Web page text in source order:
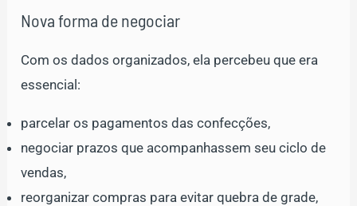
Nova forma de negociar
Com os dados organizados, ela percebeu que era
essencial:
parcelar os pagamentos das confecções,
negociar prazos que acompanhassem seu ciclo de
vendas,
reorganizar compras para evitar quebra de grade,